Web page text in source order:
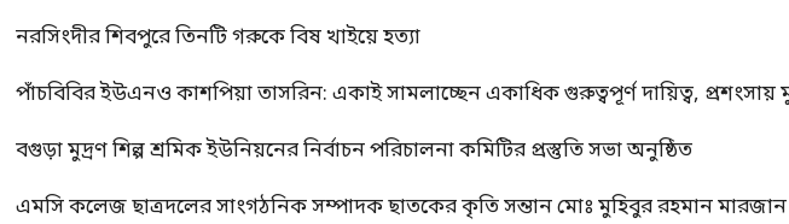
নরসিংদীর শিবপুরে তিনটি গরুকে বিষ খাইয়ে হত্যা
পাঁচবিবির ইউএনও কাশপিয়া তাসরিন: একাই সামলাচ্ছেন একাধিক গুরুত্বপূর্ণ দায়িত্ব,
বগুড়া মুদ্রণ শিল্প শ্রমিক ইউনিয়নের নির্বাচন পরিচালনা কমিটির প্রস্তুতি সভা অনুষ্ঠিত
এমসি কলেজ ছাত্রদলের সাংগঠনিক সম্পাদক ছাতকের কৃতি সন্তান মোঃ মুহিবুর রহমান মারজান